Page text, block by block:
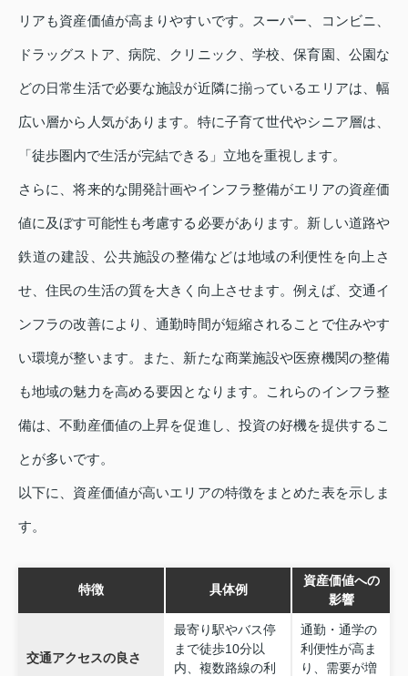
リアも資産価値が高まりやすいです。スーパー、コンビニ、
ドラッグストア、病院、クリニック、学校、保育園、公園な
どの日常生活で必要な施設が近隣に揃っているエリアは、幅
広い層から人気があります。特に子育て世代やシニア層は、
「徒歩圏内で生活が完結できる」立地を重視します。
さらに、将来的な開発計画やインフラ整備がエリアの資産価
値に及ぼす可能性も考慮する必要があります。新しい道路や
鉄道の建設、公共施設の整備などは地域の利便性を向上さ
せ、住民の生活の質を大きく向上させます。例えば、交通イ
ンフラの改善により、通勤時間が短縮されることで住みやす
い環境が整います。また、新たな商業施設や医療機関の整備
も地域の魅力を高める要因となります。これらのインフラ整
備は、不動産価値の上昇を促進し、投資の好機を提供するこ
とが多いです。
以下に、資産価値が高いエリアの特徴をまとめた表を示しま
す。
特徴 具体例
資産価値への
影響
交通アクセスの良さ
最寄り駅やバス停
まで徒歩10分以
内、複数路線の利
通勤・通学の
利便性が高ま
り、需要が増